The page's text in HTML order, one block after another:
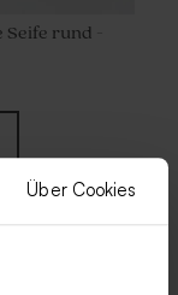
Über Cookies
rund -